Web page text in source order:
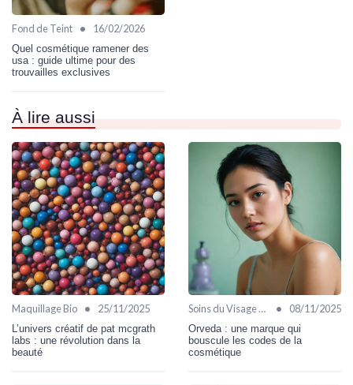
Fond de Teint • 16/02/2026
Quel cosmétique ramener des
usa : guide ultime pour des
trouvailles exclusives
À lire aussi
Maquillage Bio • 25/11/2025
L’univers créatif de pat mcgrath
labs : une révolution dans la
beauté
Soins du Visage Bio • 08/11/2025
Orveda : une marque qui
bouscule les codes de la
cosmétique